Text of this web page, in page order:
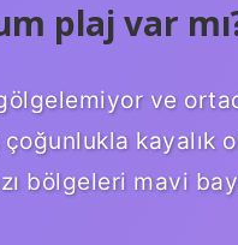
plaj var
ve
kayalık
bölgeleri mavi